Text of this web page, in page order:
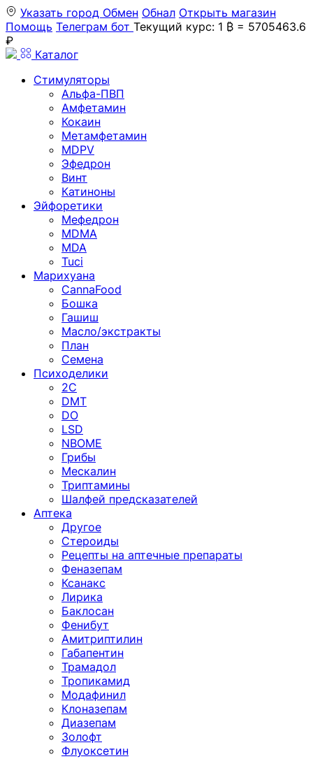
Указать город Обмен Обнал Открыть магазин
Помощь Телеграм бот Текущий курс: 1 ₿ = 5705463.6
₽
Каталог
Стимуляторы
Альфа-ПВП
Амфетамин
Кокаин
Метамфетамин
MDPV
Эфедрон
Винт
Катиноны
Эйфоретики
Мефедрон
MDMA
MDA
Tuci
Марихуана
CannaFood
Бошка
Гашиш
Масло/экстракты
План
Семена
Психоделики
2C
DMT
DO
LSD
NBOME
Грибы
Мескалин
Триптамины
Шалфей предсказателей
Аптека
Другое
Стероиды
Рецепты на аптечные препараты
Феназепам
Ксанакс
Лирика
Баклосан
Фенибут
Амитриптилин
Габапентин
Трамадол
Тропикамид
Модафинил
Клоназепам
Диазепам
Золофт
Флуоксетин